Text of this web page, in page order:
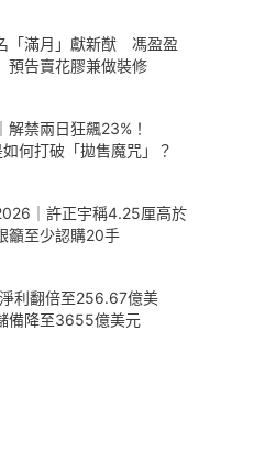
「滿月」獻新猷 馮盈盈
告賣花膠兼做裝修
解禁兩日狂飆23%！
何打破「拋售魔咒」？
｜許正宇稱4.25厘高於
至少認購20手
利翻倍至256.67億美
降至3655億美元